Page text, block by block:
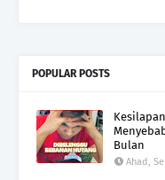
POPULAR POSTS
Bulan
Ahad,